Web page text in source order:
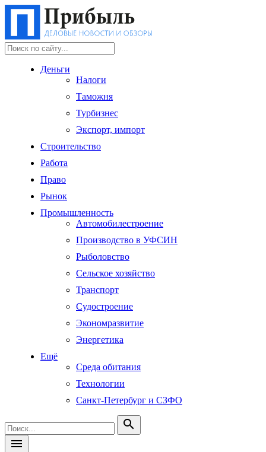
Деньги
Налоги
Таможня
Турбизнес
Экспорт, импорт
Строительство
Работа
Право
Рынок
Промышленность
Автомобилестроение
Производство в УФСИН
Рыболовство
Сельское хозяйство
Транспорт
Судостроение
Экономразвитие
Энергетика
Ещё
Среда обитания
Технологии
Санкт-Петербург и СЗФО
search
menu